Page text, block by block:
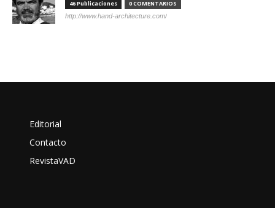
46 Publicaciones 0 COMENTARIOS
http://www.hand-architecture.com/
Editorial
Contacto
RevistaVAD